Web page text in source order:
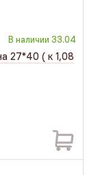
В наличии 33.04
27*40 ( к 1,08